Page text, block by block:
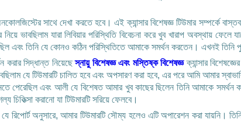
সাথে দেখা করতে হবে। এই ক্যান্সার বিশেষজ্ঞ টিউমার সম্পর্কে
নিয়ে ভাবছিলাম যারা লিবিয়ার পরিস্থিতি বিবেচনা করে খুব খারাপ অবস্থায়
তিনি যে কোনও কঠিন পরিস্থিতিতে আমাকে সমর্থন করতেন। এখনই তিনি
করার সিদ্ধান্ত নিয়েছেস্নায়ু বিশেষজ্ঞ এবং মস্তিষ্ক বিশেষজ্ঞক্যান্সার
যে টিউমারটি চালিত হবে এবং অপসারণ করা হবে, এর পরে আমি আমার
পেরেছিল এবং আলী যে বিশেষত আমার খুব কাছের ছিলেন তিনি আমাকে
করানো যা টিউমারটি সরিয়ে ফেলবে।
রিপোর্ট অনুসারে, আমার টিউমারটি সৌম্য হলেও এটি অপারেশন করা যায়নি।